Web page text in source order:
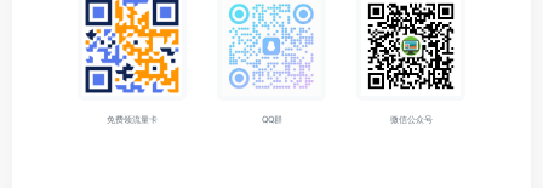
免费领流量卡 QQ群 微信公众号